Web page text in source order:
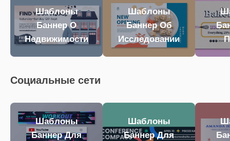
Шаблоны
Баннер О
Недвижимости
Шаблоны
Баннер Об
Исследовании
Социальные сети
Шаблоны
Баннер Для
Шаблоны
Баннер Для